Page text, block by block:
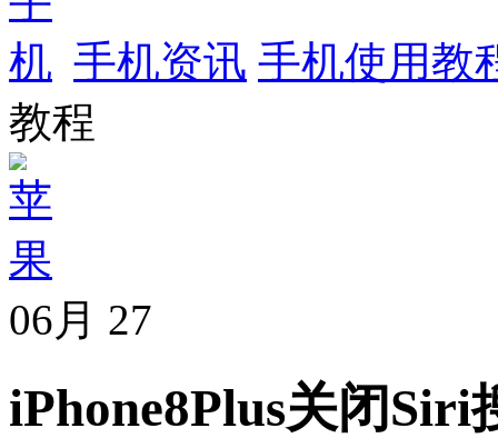
手机资讯 手机使用教
教程
06月 27
iPhone8Plus关闭Siri